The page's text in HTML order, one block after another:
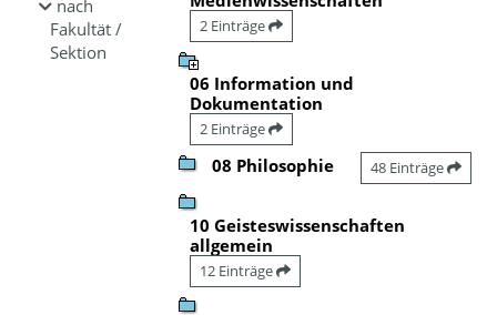
nach
Fakultät /
Sektion
2 Einträge
06 Information und
Dokumentation
2 Einträge
08 Philosophie 48 Einträge
10 Geisteswissenschaften
allgemein
12 Einträge